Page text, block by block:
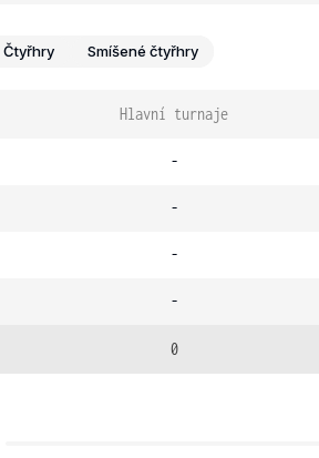
Čtyřhry Smíšené čtyřhry
Hlavní turnaje
-
-
-
-
0